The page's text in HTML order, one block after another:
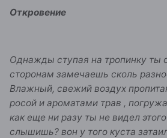
Откровение
Однажды ступая на тропинку ты
сторонам замечаешь сколь
Влажный, свежий воздух
росой и ароматами трав ,
как еще ни разу ты не видел
слышишь? вон у того куста